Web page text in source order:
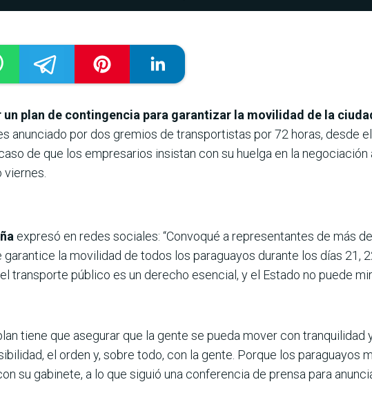
un plan de contingencia para garantizar la movilidad de la
anunciado por dos gremios de transportistas por 72 horas, desde
de que los empresarios insistan con su huelga en la
expresó en redes sociales: “Convoqué a representantes de más
la movilidad de todos los paraguayos durante los días 21,
transporte público es un derecho esencial, y el Estado no puede
tiene que asegurar que la gente se pueda mover con tranquilidad
el orden y, sobre todo, con la gente. Porque los paraguayos
su gabinete, a lo que siguió una conferencia de prensa para